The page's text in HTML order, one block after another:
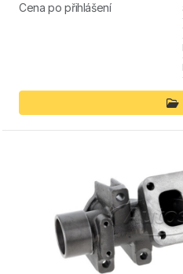
Cena po přihlášení